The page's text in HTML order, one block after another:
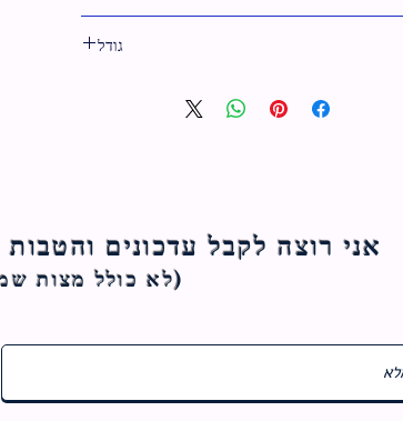
גודל
אני רוצה לקבל עדכונים והטבות ולקבל 10% הנחה
(לא כולל מצות ש